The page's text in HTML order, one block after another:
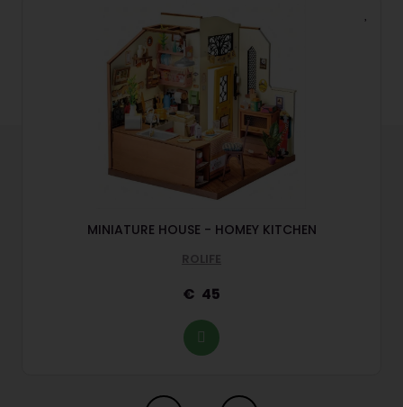
MINIATURE HOUSE - HOMEY KITCHEN
ROLIFE
45